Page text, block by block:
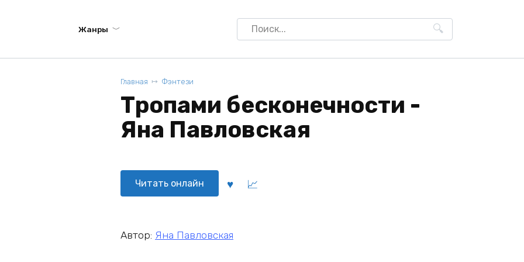
Жанры
Search
for:
Главная Фэнтези
Тропами бесконечности -
Яна Павловская
Читать онлайн
Автор: Яна Павловская